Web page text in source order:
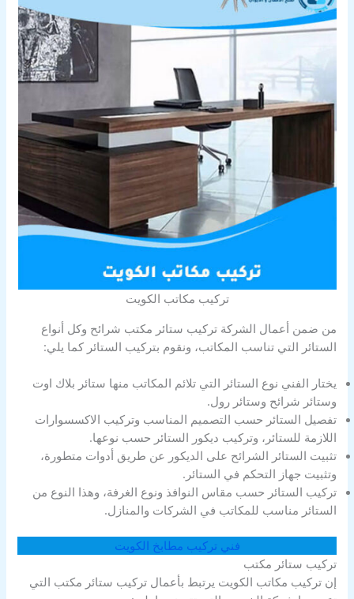
تركيب مكاتب الكويت
من ضمن أعمال الشركة تركيب ستائر مكتب شرائح وكل أنواع
الستائر التي تناسب المكاتب، ونقوم بتركيب الستائر كما يلي:
يختار الفني نوع الستائر التي تلائم المكاتب منها ستائر بلاك اوت
وستائر شرائح وستائر رول.
تفصيل الستائر حسب التصميم المناسب وتركيب الاكسسوارات
اللازمة للستائر، وتركيب ديكور الستائر حسب نوعها.
تثبيت الستائر الشرائح على الديكور عن طريق أدوات متطورة،
وتثبيت جهاز التحكم في الستائر.
تركيب الستائر حسب مقاس النوافذ ونوع الغرفة، وهذا النوع من
الستائر مناسب للمكاتب في الشركات والمنازل.
فني تركيب مطابخ الكويت
تركيب ستائر مكتب
إن تركيب مكاتب الكويت يرتبط بأعمال تركيب ستائر مكتب التي